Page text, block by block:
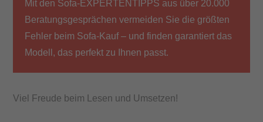
Wohnen
Schlafen
Küche
Schnäppchen
Mit den Sofa-EXPERTENTIPPS aus über 20.000
Beratungsgesprächen vermeiden Sie die größten
Fehler beim Sofa-Kauf – und finden garantiert das
Modell, das perfekt zu Ihnen passt.
Viel Freude beim Lesen und Umsetzen!